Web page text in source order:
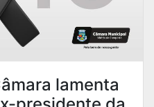
lamenta